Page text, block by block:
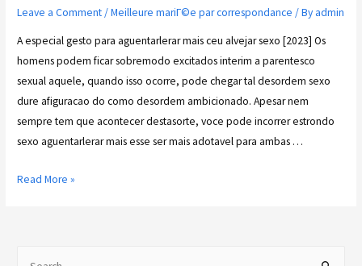
Leave a Comment/Meilleure mariГ©e par correspondance / By admin
A especial gesto para aguentarlerar mais ceu alvejar sexo [2023] Os
homens podem ficar sobremodo excitados interim a parentesco
sexual aquele, quando isso ocorre, pode chegar tal desordem sexo
dure afiguracao do como desordem ambicionado. Apesar nem
sempre tem que acontecer destasorte, voce pode incorrer estrondo
sexo aguentarlerar mais esse ser mais adotavel para ambas …
Read More »